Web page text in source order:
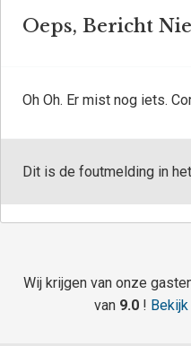
Oeps, Bericht
Oh Oh. Er mist nog iets.
Dit is de foutmelding in
Wij krijgen van onze
van 9.0 !